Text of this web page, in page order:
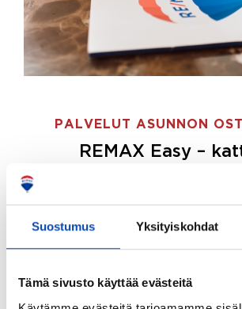
Suostumus Yksityiskohdat
Tämä sivusto käyttää evästeitä
PALVELUT ASUNNON
REMAX Easy –
ostajille.
Tee ostotoimeksianto ja